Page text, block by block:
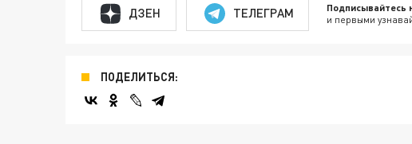
ДЗЕН ТЕЛЕГРАМ Подписывайтесь
и первыми
ПОДЕЛИТЬСЯ: